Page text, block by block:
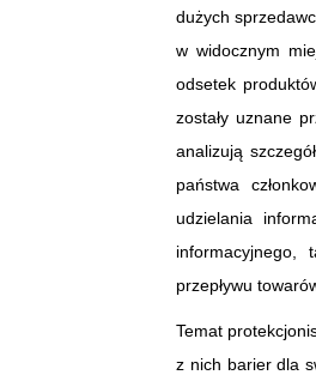
dużych
w widocznym
odsetek
zostały uznane
analizują
państwa
udzielania
informacyjnego,
przepływu
Temat
z nich barier dla